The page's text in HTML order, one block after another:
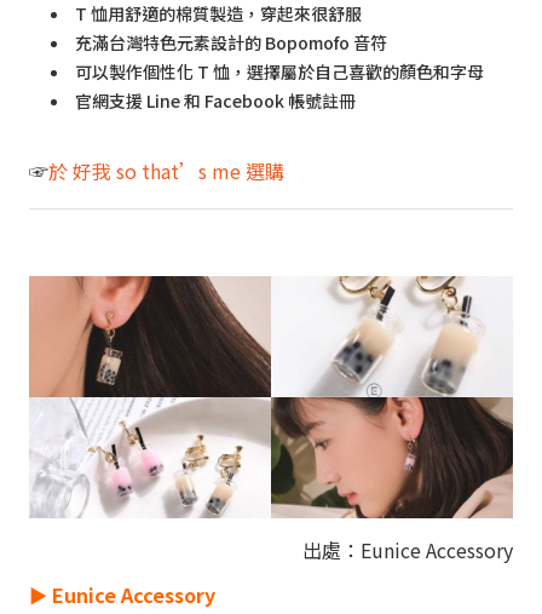
T 恤用舒適的棉質製造，穿起來很舒服
充滿台灣特色元素設計的 Bopomofo 音符
可以製作個性化 T 恤，選擇屬於自己喜歡的顏色和字母
官網支援 Line 和 Facebook 帳號註冊
☞於 好我 so that’s me 選購
出處：Eunice Accessory
► Eunice Accessory